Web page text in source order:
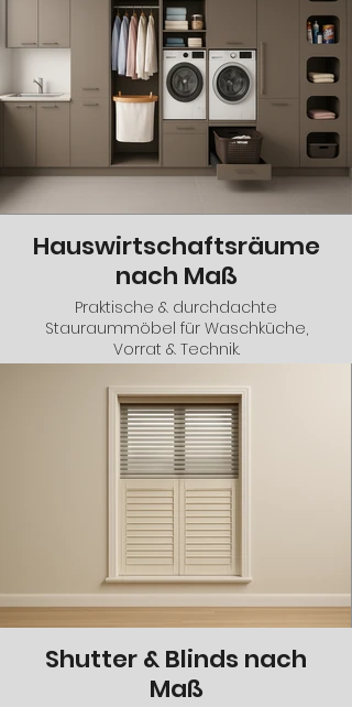
Hauswirtschaftsräume
nach Maß
Praktische & durchdachte
Stauraummöbel für Waschküche,
Vorrat & Technik.
Shutter & Blinds nach
Maß